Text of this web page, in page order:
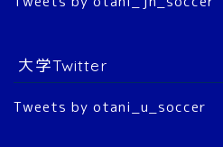
大学Twitter
Tweets by otani_u_soccer